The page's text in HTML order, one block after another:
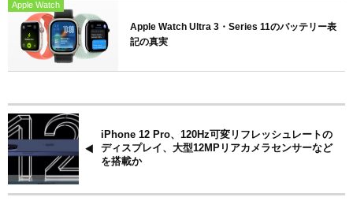
Apple Watch
Apple Watch Ultra 3・Series 11のバッテリー表
記の真実
iPhone 12 Pro、120Hz可変リフレッシュレートの
ディスプレイ、大型12MPリアカメラセンサーなど
を搭載か